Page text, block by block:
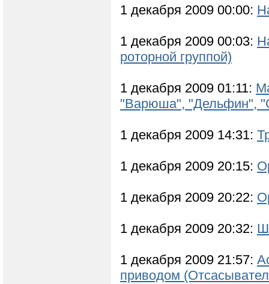
1 декабря 2009 00:00:
1 декабря 2009 00:03:
роторной группой)
1 декабря 2009 01:11:
"Варюша", "Дельфин",
1 декабря 2009 14:31:
1 декабря 2009 20:15:
1 декабря 2009 20:22:
1 декабря 2009 20:32:
1 декабря 2009 21:57:
приводом